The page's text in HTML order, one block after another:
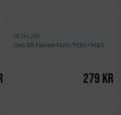
I
DETALJER
Gas till Navee N20/N30/N40
279 kr